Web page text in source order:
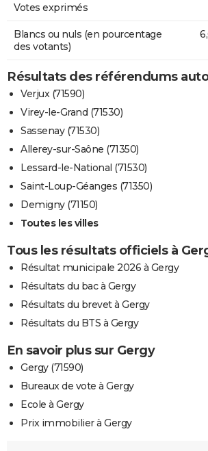
Votes exprimés
Blancs ou nuls (en pourcentage
des votants)
Résultats des référendums
Verjux (71590)
Virey-le-Grand (71530)
Sassenay (71530)
Allerey-sur-Saône (71350)
Lessard-le-National (71530)
Saint-Loup-Géanges (71350)
Demigny (71150)
Toutes les villes
Tous les résultats officiels à
Résultat municipale 2026 à Gergy
Résultats du bac à Gergy
Résultats du brevet à Gergy
Résultats du BTS à Gergy
En savoir plus sur Gergy
Gergy (71590)
Bureaux de vote à Gergy
Ecole à Gergy
Prix immobilier à Gergy